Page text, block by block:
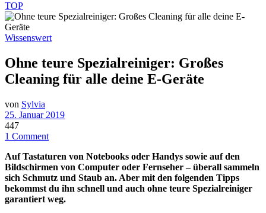
TOP
Wissenswert
Ohne teure Spezialreiniger: Großes
Cleaning für alle deine E-Geräte
von Sylvia
25. Januar 2019
447
1 Comment
Auf Tastaturen von Notebooks oder Handys sowie auf den
Bildschirmen von Computer oder Fernseher – überall sammeln
sich Schmutz und Staub an. Aber mit den folgenden Tipps
bekommst du ihn schnell und auch ohne teure Spezialreiniger
garantiert weg.